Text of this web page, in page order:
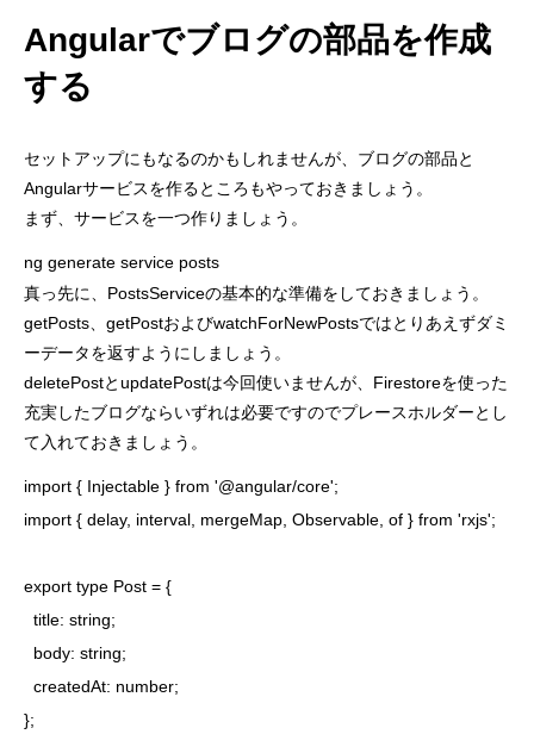
Angularでブログの部品を作成
する
セットアップにもなるのかもしれませんが、ブログの部品と
Angularサービスを作るところもやっておきましょう。
まず、サービスを一つ作りましょう。
ng generate service posts
真っ先に、PostsServiceの基本的な準備をしておきましょう。
getPosts、getPostおよびwatchForNewPostsではとりあえずダミ
ーデータを返すようにしましょう。
deletePostとupdatePostは今回使いませんが、Firestoreを使った
充実したブログならいずれは必要ですのでプレースホルダーとし
て入れておきましょう。
import { Injectable } from '@angular/core';
import { delay, interval, mergeMap, Observable, of } from 'rxjs';
export type Post = {
  title: string;
  body: string;
  createdAt: number;
};